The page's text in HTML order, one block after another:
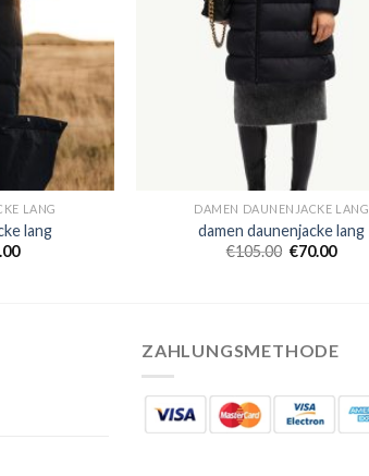
LANG
lang
DAMEN DAUNENJACKE LANG
damen daunenjacke lang
€105.00 €70.00
ZAHLUNGSMETHODE